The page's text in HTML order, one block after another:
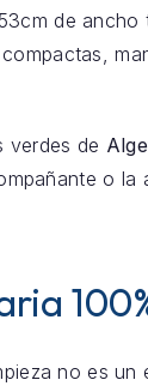
de ancho
verdes de
o
no es un